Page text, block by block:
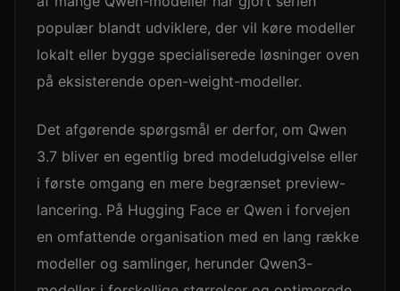
populær blandt udviklere, der vil køre modeller
lokalt eller bygge specialiserede løsninger oven
på eksisterende open-weight-modeller.
Det afgørende spørgsmål er derfor, om Qwen
3.7 bliver en egentlig bred modeludgivelse eller
i første omgang en mere begrænset preview-
lancering. På Hugging Face er Qwen i forvejen
en omfattende organisation med en lang række
modeller og samlinger, herunder Qwen3-